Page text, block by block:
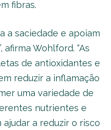
fibras.
a saciedade e apoiam
afirma Wohlford. “As
de antioxidantes e
reduzir a inflamação
uma variedade de
nutrientes e
a reduzir o risco